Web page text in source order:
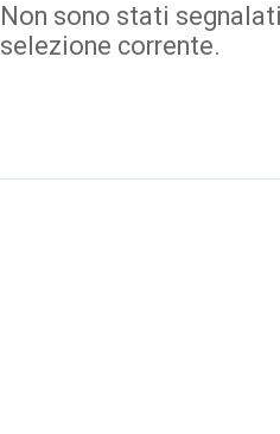
Non sono stati
selezione corrente.